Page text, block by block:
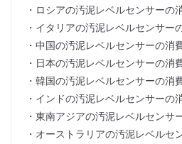
・ロシアの汚泥レベルセンサーの
・イタリアの汚泥レベルセンサー
・中国の汚泥レベルセンサーの消
・日本の汚泥レベルセンサーの消
・韓国の汚泥レベルセンサーの消
・インドの汚泥レベルセンサーの
・東南アジアの汚泥レベルセンサ
・オーストラリアの汚泥レベルセ